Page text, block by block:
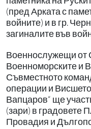
(пред Арката с
войните) и в гр.
загиналите във
Военнослужещи от
Военноморските и
Съвместното
операции и
Вапцаров“ ще
(зари) в градовете
Провадия и